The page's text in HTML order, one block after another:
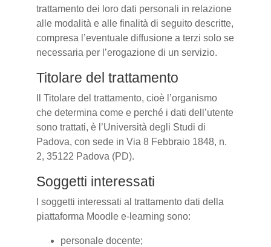
trattamento dei loro dati personali in relazione
alle modalità e alle finalità di seguito descritte,
compresa l’eventuale diffusione a terzi solo se
necessaria per l’erogazione di un servizio.
Titolare del trattamento
Il Titolare del trattamento, cioè l’organismo
che determina come e perché i dati dell’utente
sono trattati, è l’Università degli Studi di
Padova, con sede in Via 8 Febbraio 1848, n.
2, 35122 Padova (PD).
Soggetti interessati
I soggetti interessati al trattamento dati della
piattaforma Moodle e-learning sono:
personale docente;